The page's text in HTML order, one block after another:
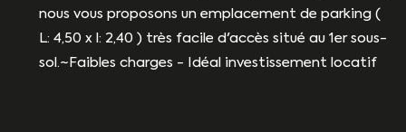
nous vous proposons un emplacement de parking (
L: 4,50 x l: 2,40 ) très facile d'accès situé au 1er sous-
sol.~Faibles charges - Idéal investissement locatif